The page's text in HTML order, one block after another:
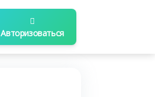
Авторизоваться